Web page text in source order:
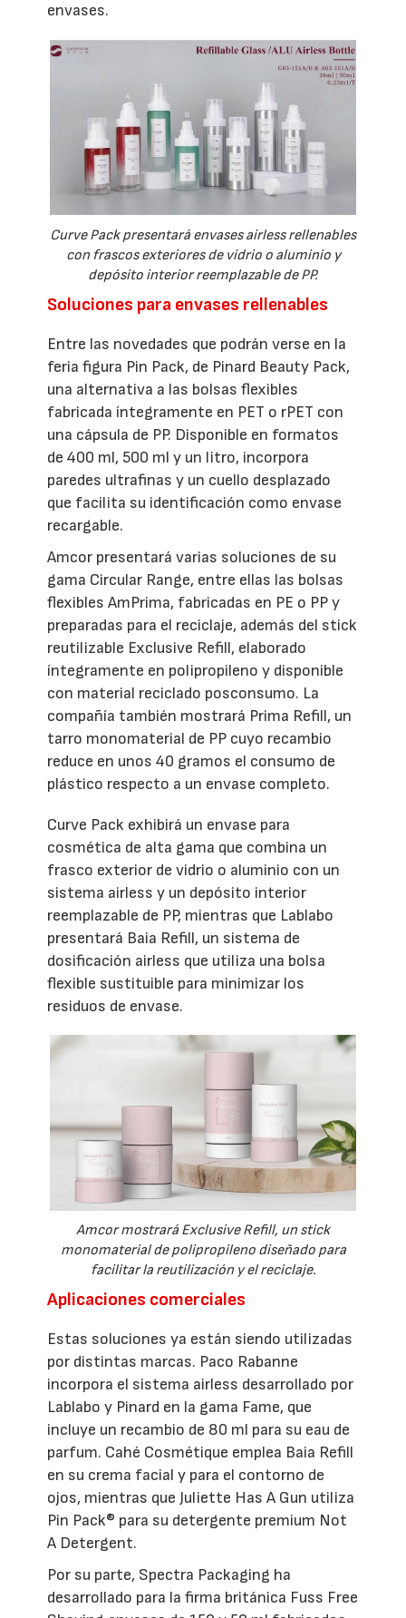
envases.
Curve Pack presentará envases airless rellenables
con frascos exteriores de vidrio o aluminio y
depósito interior reemplazable de PP.
Soluciones para envases rellenables
Entre las novedades que podrán verse en la
feria figura Pin Pack, de Pinard Beauty Pack,
una alternativa a las bolsas flexibles
fabricada íntegramente en PET o rPET con
una cápsula de PP. Disponible en formatos
de 400 ml, 500 ml y un litro, incorpora
paredes ultrafinas y un cuello desplazado
que facilita su identificación como envase
recargable.
Amcor presentará varias soluciones de su
gama Circular Range, entre ellas las bolsas
flexibles AmPrima, fabricadas en PE o PP y
preparadas para el reciclaje, además del stick
reutilizable Exclusive Refill, elaborado
íntegramente en polipropileno y disponible
con material reciclado posconsumo. La
compañía también mostrará Prima Refill, un
tarro monomaterial de PP cuyo recambio
reduce en unos 40 gramos el consumo de
plástico respecto a un envase completo.
Curve Pack exhibirá un envase para
cosmética de alta gama que combina un
frasco exterior de vidrio o aluminio con un
sistema airless y un depósito interior
reemplazable de PP, mientras que Lablabo
presentará Baia Refill, un sistema de
dosificación airless que utiliza una bolsa
flexible sustituible para minimizar los
residuos de envase.
Amcor mostrará Exclusive Refill, un stick
monomaterial de polipropileno diseñado para
facilitar la reutilización y el reciclaje.
Aplicaciones comerciales
Estas soluciones ya están siendo utilizadas
por distintas marcas. Paco Rabanne
incorpora el sistema airless desarrollado por
Lablabo y Pinard en la gama Fame, que
incluye un recambio de 80 ml para su eau de
parfum. Cahé Cosmétique emplea Baia Refill
en su crema facial y para el contorno de
ojos, mientras que Juliette Has A Gun utiliza
Pin Pack® para su detergente premium Not
A Detergent.
Por su parte, Spectra Packaging ha
desarrollado para la firma británica Fuss Free